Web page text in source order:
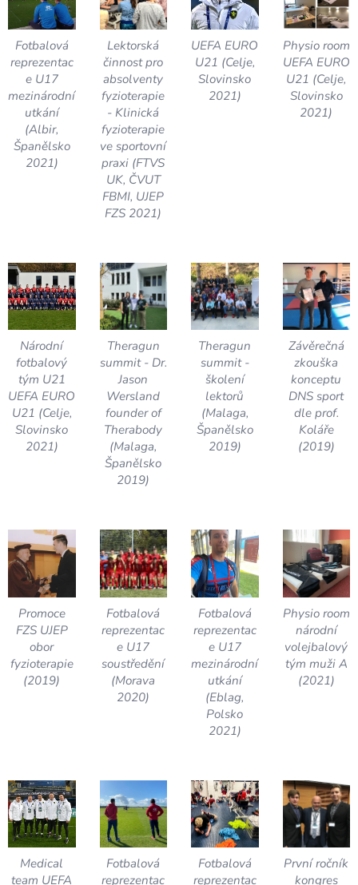
Fotbalová
reprezentac
e U17
mezinárodní
utkání
(Albir,
Španělsko
2021)
Lektorská
činnost pro
absolventy
fyzioterapie
- Klinická
fyzioterapie
ve sportovní
praxi (FTVS
UK, ČVUT
FBMI, UJEP
FZS 2021)
UEFA EURO
U21 (Celje,
Slovinsko
2021)
Physio room
UEFA EURO
U21 (Celje,
Slovinsko
2021)
Národní
fotbalový
tým U21
UEFA EURO
U21 (Celje,
Slovinsko
2021)
Theragun
summit - Dr.
Jason
Wersland
founder of
Therabody
(Malaga,
Španělsko
2019)
Theragun
summit -
školení
lektorů
(Malaga,
Španělsko
2019)
Závěrečná
zkouška
konceptu
DNS sport
dle prof.
Koláře
(2019)
Promoce
FZS UJEP
obor
fyzioterapie
(2019)
Fotbalová
reprezentac
e U17
soustředění
(Morava
2020)
Fotbalová
reprezentac
e U17
mezinárodní
utkání
(Eblag,
Polsko
2021)
Physio room
národní
volejbalový
tým muži A
(2021)
Medical
team UEFA
Fotbalová
reprezentac
Fotbalová
reprezentac
První ročník
kongres